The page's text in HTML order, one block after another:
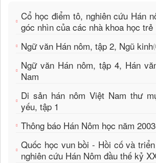
Cổ học điểm tô, nghiên cứu Hán
góc nhìn của các nhà khoa học trẻ
Ngữ văn Hán nôm, tập 2, Ngũ kinh
Ngữ văn Hán nôm, tập 4, Hán
Nam
Di sản hán nôm Việt Nam thư
yếu, tập 1
Thông báo Hán Nôm học năm 2003
Quốc học vun bồi - Hồi cố và
nghiên cứu Hán Nôm đầu thế kỷ